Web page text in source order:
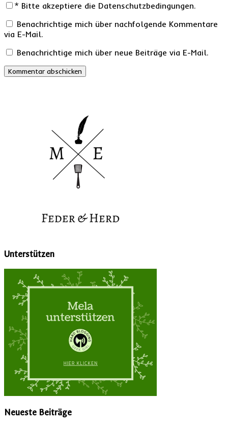
* Bitte akzeptiere die Datenschutzbedingungen.
Benachrichtige mich über nachfolgende Kommentare
via E-Mail.
Benachrichtige mich über neue Beiträge via E-Mail.
Unterstützen
Neueste Beiträge